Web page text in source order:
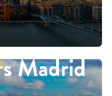
Madrid